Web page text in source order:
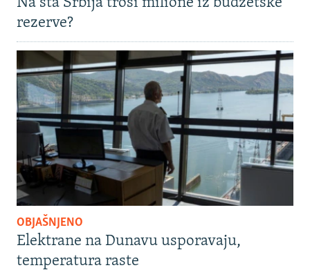
rezerve?
OBJAŠNJENO
Elektrane na Dunavu usporavaju,
temperatura raste